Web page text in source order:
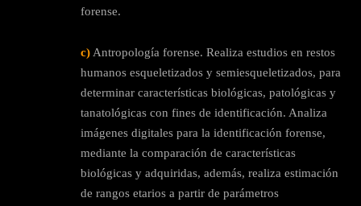
forense.
c)Antropología forense. Realiza estudios en restos
humanos esqueletizados y semiesqueletizados, para
determinar características biológicas, patológicas y
tanatológicas con fines de identificación. Analiza
imágenes digitales para la identificación forense,
mediante la comparación de características
biológicas y adquiridas, además, realiza estimación
de rangos etarios a partir de parámetros